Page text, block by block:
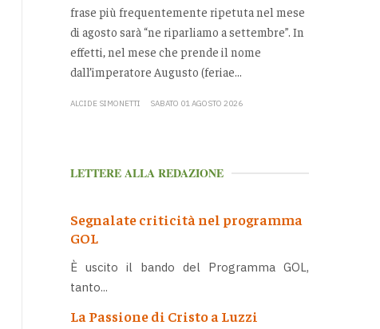
frase più frequentemente ripetuta nel mese
di agosto sarà “ne riparliamo a settembre”. In
effetti, nel mese che prende il nome
dall’imperatore Augusto (feriae...
ALCIDE SIMONETTI SABATO 01 AGOSTO 2026
LETTERE ALLA REDAZIONE
Segnalate criticità nel programma
GOL
È uscito il bando del Programma GOL,
tanto...
La Passione di Cristo a Luzzi